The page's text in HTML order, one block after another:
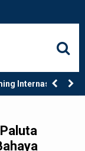
Internasional
Rp6,7 Miliar